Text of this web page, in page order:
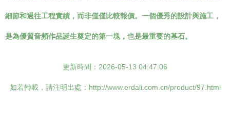
細節和過往工程實績，而非僅僅比較報價。一個優秀的設計與施工，
是為優質音頻作品誕生奠定的第一塊，也是最重要的基石。
更新時間：2026-05-13 04:47:06
如若轉載，請注明出處：http://www.erdali.com.cn/product/97.html